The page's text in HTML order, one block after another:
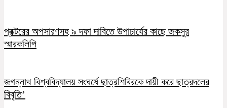
প্রক্টরের অপসারণসহ ৯ দফা দাবিতে উপাচার্যের কাছে জকসুর
স্মারকলিপি
জগন্নাথ বিশ্ববিদ্যালয় সংঘর্ষে ছাত্রশিবিরকে দায়ী করে ছাত্রদলের
বিবৃতি’